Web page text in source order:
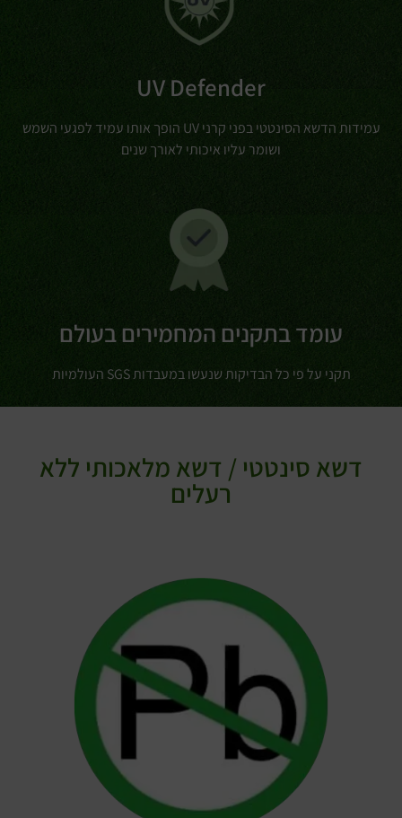
UV Defender
עמידות הדשא הסינטטי בפני קרני UV הופך אותו עמיד לפגעי השמש
ושומר עליו איכותי לאורך שנים
עומד בתקנים המחמירים בעולם
תקני על פי כל הבדיקות שנעשו במעבדות SGS העולמיות
דשא סינטטי / דשא מלאכותי ללא
רעלים